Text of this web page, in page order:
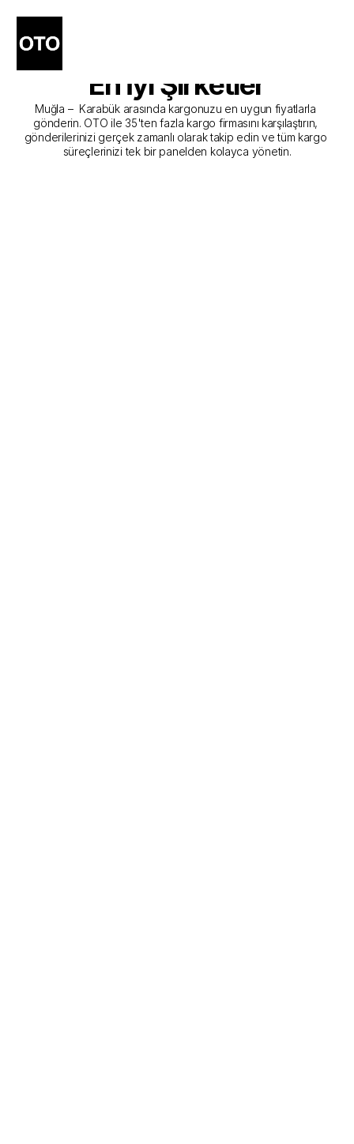
Muğla - Karabük Kargo
Gönderim Hizmeti Sunan
En İyi Şirketler
Muğla –  Karabük arasında kargonuzu en uygun fiyatlarla
gönderin. OTO ile 35'ten fazla kargo firmasını karşılaştırın,
gönderilerinizi gerçek zamanlı olarak takip edin ve tüm kargo
süreçlerinizi tek bir panelden kolayca yönetin.